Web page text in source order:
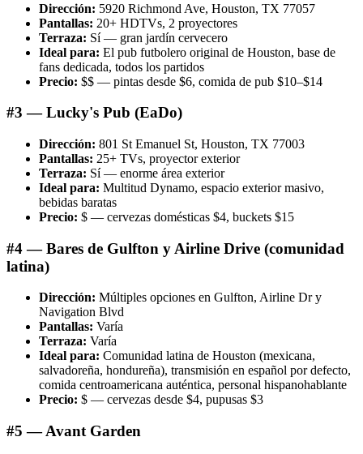
Dirección: 5920 Richmond Ave, Houston, TX 77057
Pantallas: 20+ HDTVs, 2 proyectores
Terraza: Sí — gran jardín cervecero
Ideal para: El pub futbolero original de Houston, base de
fans dedicada, todos los partidos
Precio: $$ — pintas desde $6, comida de pub $10–$14
#3 — Lucky's Pub (EaDo)
Dirección: 801 St Emanuel St, Houston, TX 77003
Pantallas: 25+ TVs, proyector exterior
Terraza: Sí — enorme área exterior
Ideal para: Multitud Dynamo, espacio exterior masivo,
bebidas baratas
Precio: $ — cervezas domésticas $4, buckets $15
#4 — Bares de Gulfton y Airline Drive (comunidad
latina)
Dirección: Múltiples opciones en Gulfton, Airline Dr y
Navigation Blvd
Pantallas: Varía
Terraza: Varía
Ideal para: Comunidad latina de Houston (mexicana,
salvadoreña, hondureña), transmisión en español por defecto,
comida centroamericana auténtica, personal hispanohablante
Precio: $ — cervezas desde $4, pupusas $3
#5 — Avant Garden